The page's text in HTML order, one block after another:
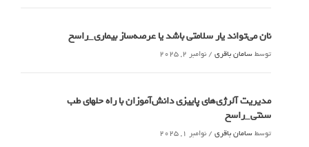
نان می‌تواند یار سلامتی باشد یا عرصه‌ساز بیماری_راسخ
توسطسامان باقری / نوامبر 2, 2025
مدیریت آلرژی‌های پاییزی دانش‌آموزان با راه حلهای طب
سنتی_راسخ
توسطسامان باقری / نوامبر 1, 2025